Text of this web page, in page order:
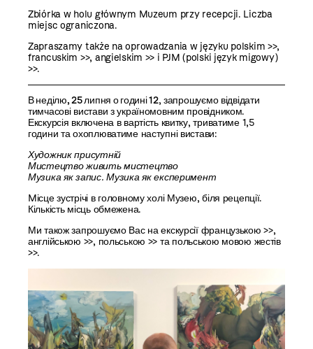
Zbiórka w holu głównym Muzeum przy recepcji. Liczba
miejsc ograniczona.
Zapraszamy także na oprowadzania w języku polskim >>,
francuskim >>, angielskim >> i PJM (polski język migowy)
>>.
В неділю, 25 липня о годині 12, запрошуємо відвідати
тимчасові вистави з україномовним провідником.
Екскурсія включена в вартість квитку, триватиме 1,5
години та охоплюватиме наступні вистави:
Художник присутній
Мистецтво живить мистецтво
Музика як запис. Музика як експеримент
Mісце зустрічі в головному холі Музею, біля рецепції.
Кількість місць обмежена.
Ми також запрошуємо Вас на екскурсії французькою >>,
англійською >>, польською >> та польською мовою жестів
>>.